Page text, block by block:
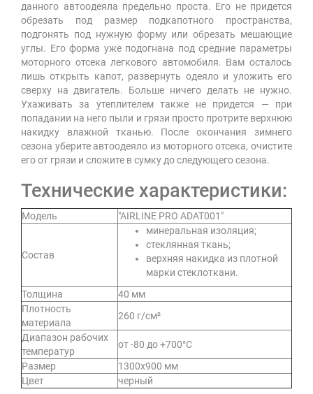
данного автоодеяла предельно проста. Его не придется
обрезать под размер подкапотного пространства,
подгонять под нужную форму или обрезать мешающие
углы. Его форма уже подогнана под средние параметры
моторного отсека легкового автомобиля. Вам осталось
лишь открыть капот, развернуть одеяло и уложить его
сверху на двигатель. Больше ничего делать не нужно.
Ухаживать за утеплителем также не придется — при
попадании на него пыли и грязи просто протрите верхнюю
накидку влажной тканью. После окончания зимнего
сезона уберите автоодеяло из моторного отсека, очистите
его от грязи и сложите в сумку до следующего сезона.
Технические характеристики:
Модель "AIRLINE PRO ADAT001"
Состав
минеральная изоляция;
стеклянная ткань;
верхняя накидка из плотной
марки стеклоткани.
Толщина
40 мм
Плотность
материала
260 г/см²
Диапазон рабочих
температур
от -80 до +700°С
Размер
1300х900 мм
Цвет
черный